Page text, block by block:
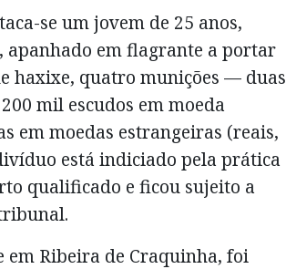
se um jovem de 25 anos,
apanhado em flagrante a portar
haxixe, quatro munições — duas
mil escudos em moeda
em moedas estrangeiras (reais,
está indiciado pela prática
qualificado e ficou sujeito a
em Ribeira de Craquinha, foi